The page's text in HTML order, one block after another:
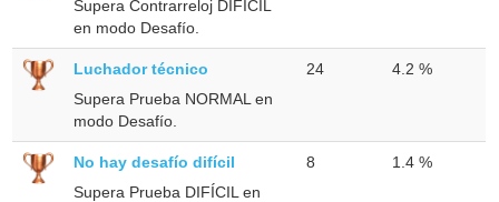
Supera Contrarreloj DIFÍCIL
en modo Desafío.
Luchador técnico
Supera Prueba NORMAL en
modo Desafío.
24 4.2 %
No hay desafío difícil
Supera Prueba DIFÍCIL en
8 1.4 %